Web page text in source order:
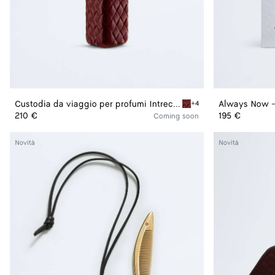
Custodia da viaggio per profumi Intreccio Ambra Custodia da
+4
210 € Coming soon
Always Now
195 €
Novità
Pettine
Novità
Beauty